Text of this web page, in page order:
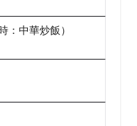
：中華炒飯）